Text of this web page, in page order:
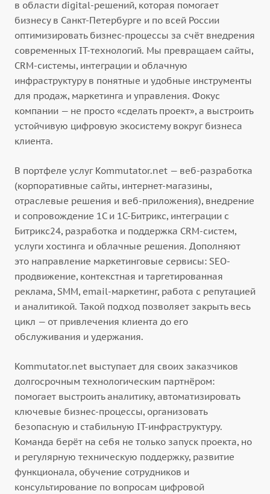
в области digital-решений, которая помогает
бизнесу в Санкт-Петербурге и по всей России
оптимизировать бизнес-процессы за счёт внедрения
современных IT-технологий. Мы превращаем сайты,
CRM-системы, интеграции и облачную
инфраструктуру в понятные и удобные инструменты
для продаж, маркетинга и управления. Фокус
компании — не просто «сделать проект», а выстроить
устойчивую цифровую экосистему вокруг бизнеса
клиента.
В портфеле услуг Kommutator.net — веб-разработка
(корпоративные сайты, интернет-магазины,
отраслевые решения и веб-приложения), внедрение
и сопровождение 1С и 1С-Битрикс, интеграции с
Битрикс24, разработка и поддержка CRM-систем,
услуги хостинга и облачные решения. Дополняют
это направление маркетинговые сервисы: SEO-
продвижение, контекстная и таргетированная
реклама, SMM, email-маркетинг, работа с репутацией
и аналитикой. Такой подход позволяет закрыть весь
цикл — от привлечения клиента до его
обслуживания и удержания.
Kommutator.net выступает для своих заказчиков
долгосрочным технологическим партнёром:
помогает выстроить аналитику, автоматизировать
ключевые бизнес-процессы, организовать
безопасную и стабильную IT-инфраструктуру.
Команда берёт на себя не только запуск проекта, но
и регулярную техническую поддержку, развитие
функционала, обучение сотрудников и
консультирование по вопросам цифровой